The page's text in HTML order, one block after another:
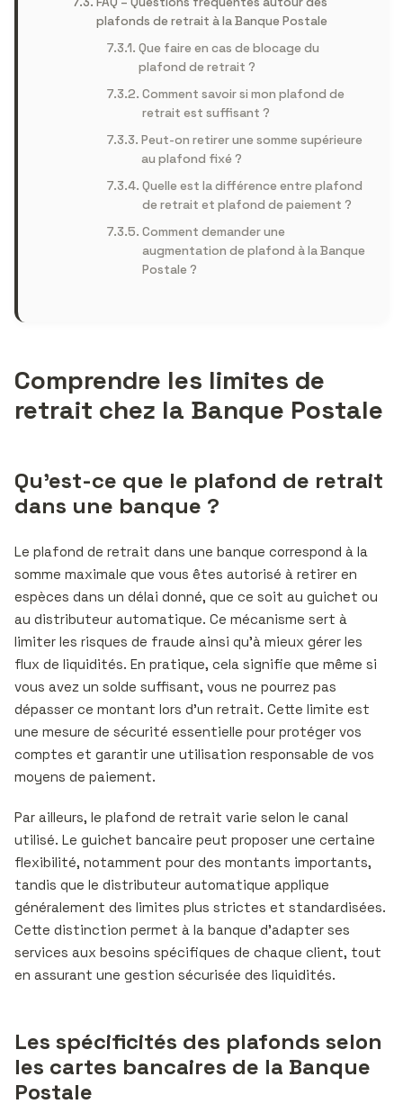
plafonds de retrait à la Banque Postale
Que faire en cas de blocage du
plafond de retrait ?
Comment savoir si mon plafond de
retrait est suffisant ?
Peut-on retirer une somme supérieure
au plafond fixé ?
Quelle est la différence entre plafond
de retrait et plafond de paiement ?
Comment demander une
augmentation de plafond à la Banque
Postale ?
Comprendre les limites de
retrait chez la Banque Postale
Qu’est-ce que le plafond de retrait
dans une banque ?
Le plafond de retrait dans une banque correspond à la
somme maximale que vous êtes autorisé à retirer en
espèces dans un délai donné, que ce soit au guichet ou
au distributeur automatique. Ce mécanisme sert à
limiter les risques de fraude ainsi qu’à mieux gérer les
flux de liquidités. En pratique, cela signifie que même si
vous avez un solde suffisant, vous ne pourrez pas
dépasser ce montant lors d’un retrait. Cette limite est
une mesure de sécurité essentielle pour protéger vos
comptes et garantir une utilisation responsable de vos
moyens de paiement.
Par ailleurs, le plafond de retrait varie selon le canal
utilisé. Le guichet bancaire peut proposer une certaine
flexibilité, notamment pour des montants importants,
tandis que le distributeur automatique applique
généralement des limites plus strictes et standardisées.
Cette distinction permet à la banque d’adapter ses
services aux besoins spécifiques de chaque client, tout
en assurant une gestion sécurisée des liquidités.
Les spécificités des plafonds selon
les cartes bancaires de la Banque
Postale